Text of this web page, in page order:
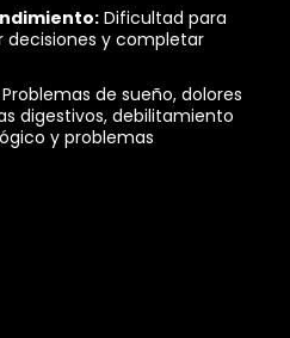
Dificultad para
y completar
Problemas de sueño, dolores
digestivos, debilitamiento
y problemas